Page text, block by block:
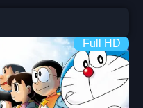
Full HD